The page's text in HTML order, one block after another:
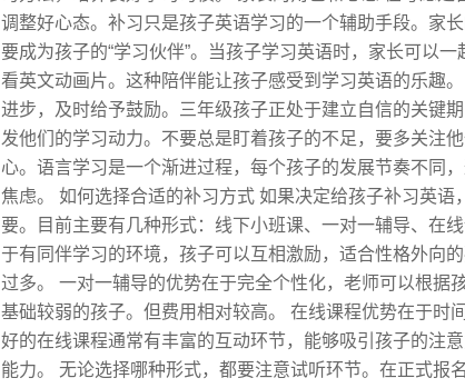
调整好心态。补习只是孩子英语学习的一个辅助手段。家
要成为孩子的“学习伙伴”。当孩子学习英语时，家长可以一
看英文动画片。这种陪伴能让孩子感受到学习英语的乐趣
进步，及时给予鼓励。三年级孩子正处于建立自信的关键
发他们的学习动力。不要总是盯着孩子的不足，要多关注
心。语言学习是一个渐进过程，每个孩子的发展节奏不同
焦虑。 如何选择合适的补习方式 如果决定给孩子补习英语
要。目前主要有几种形式：线下小班课、一对一辅导、在
于有同伴学习的环境，孩子可以互相激励，适合性格外向
过多。 一对一辅导的优势在于完全个性化，老师可以根据
基础较弱的孩子。但费用相对较高。 在线课程优势在于时
好的在线课程通常有丰富的互动环节，能够吸引孩子的注
能力。 无论选择哪种形式，都要注意试听环节。在正式报